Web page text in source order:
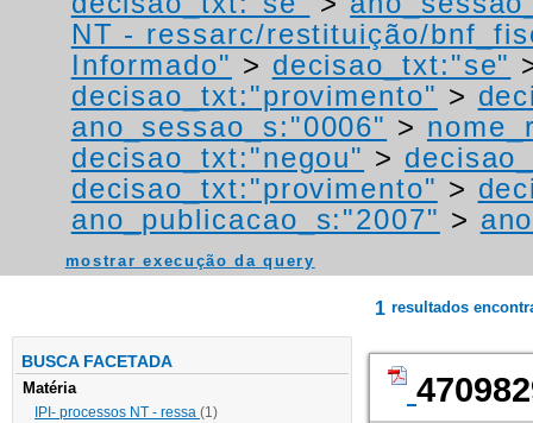
NT - ressarc/restituição/
Informado" > decisao_txt:"se"
decisao_txt:"provimento" >
ano_sessao_s:"0006" >
decisao_txt:"negou" >
decisao_txt:"provimento" >
ano_publicacao_s:"2007" >
mostrar execução da query
BUSCA FACETADA
Matéria
IPI- processos NT - ressa (1)
1 resultados